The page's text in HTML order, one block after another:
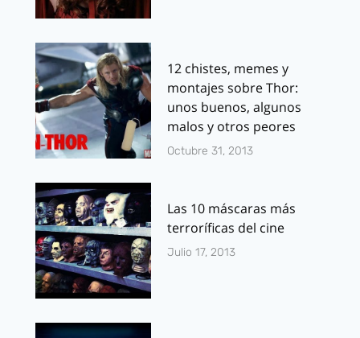
12 chistes, memes y
montajes sobre Thor:
unos buenos, algunos
malos y otros peores
Octubre 31, 2013
Las 10 máscaras más
terroríficas del cine
Julio 17, 2013